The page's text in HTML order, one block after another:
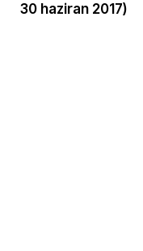
30 haziran 2017)